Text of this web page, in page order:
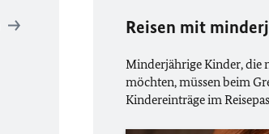
Reisen mit
Minderjährige Kinder, die
möchten, müssen beim
Kindereinträge im